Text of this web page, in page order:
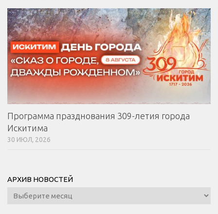
Программа празднования 309-летия города
Искитима
30 ИЮЛ, 2026
АРХИВ НОВОСТЕЙ
Архив
новостей